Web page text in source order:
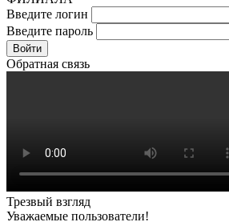
Введите логин
Введите пароль
Войти
Обратная связь
Трезвый взгляд
Уважаемые пользователи!